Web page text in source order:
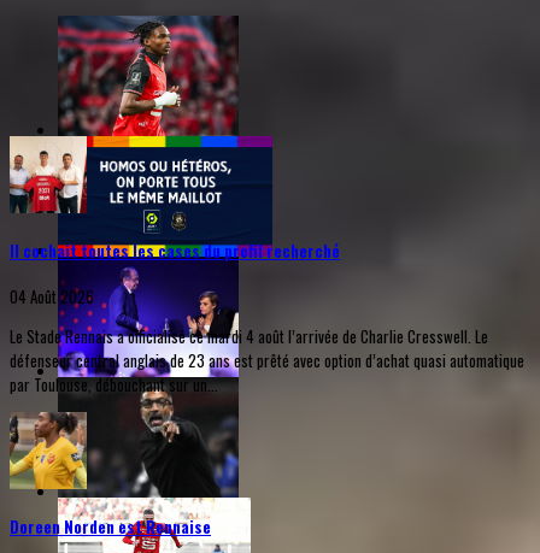
Il cochait toutes les cases du profil recherché
04 Août 2026
Le Stade Rennais a officialisé ce mardi 4 août l’arrivée de Charlie Cresswell. Le
défenseur central anglais de 23 ans est prêté avec option d’achat quasi automatique
par Toulouse, débouchant sur un...
Doreen Norden est Rennaise